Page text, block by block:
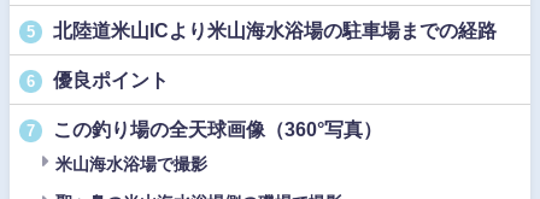
5 北陸道米山ICより米山海水浴場の駐車場までの経路
6 優良ポイント
7 この釣り場の全天球画像（360°写真）
米山海水浴場で撮影